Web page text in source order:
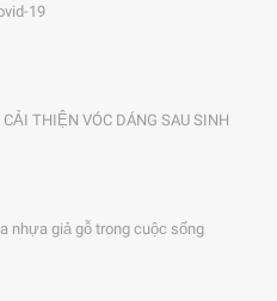
19
THIỆN VÓC DÁNG SAU SINH
nhựa giả gỗ trong cuộc sống